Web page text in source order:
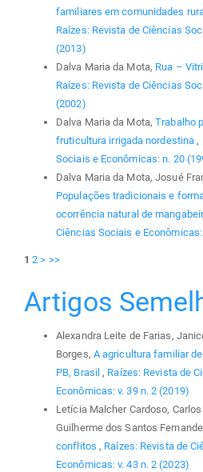
familiares em comunidades
Raízes: Revista de Ciências
(2013)
Dalva Maria da Mota, Rua –
Raízes: Revista de Ciências
(2002)
Dalva Maria da Mota,Trabalho
fruticultura irrigada nordestina ,
Sociais e Econômicas: n. 20
Dalva Maria da Mota, Josué
Populações tradicionais e
ocorrência natural de
Ciências Sociais e Econômicas:
1 2 > >>
Artigos
Alexandra Leite de Farias,
Borges, A agricultura familiar
PB, Brasil , Raízes: Revista de
Econômicas: v. 39 n. 2 (2019)
Letícia Malcher Cardoso,
Guilherme dos Santos
conflitos , Raízes: Revista de
Econômicas: v. 43 n. 2 (2023)